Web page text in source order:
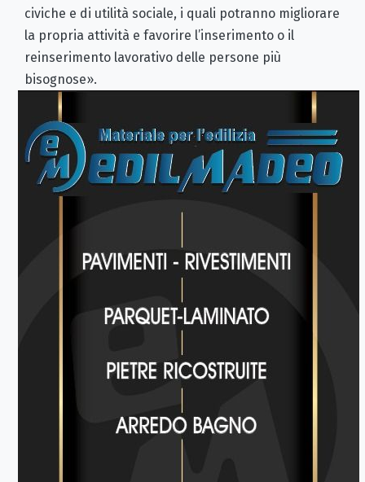
civiche e di utilità sociale, i quali potranno migliorare
la propria attività e favorire l’inserimento o il
reinserimento lavorativo delle persone più
bisognose».